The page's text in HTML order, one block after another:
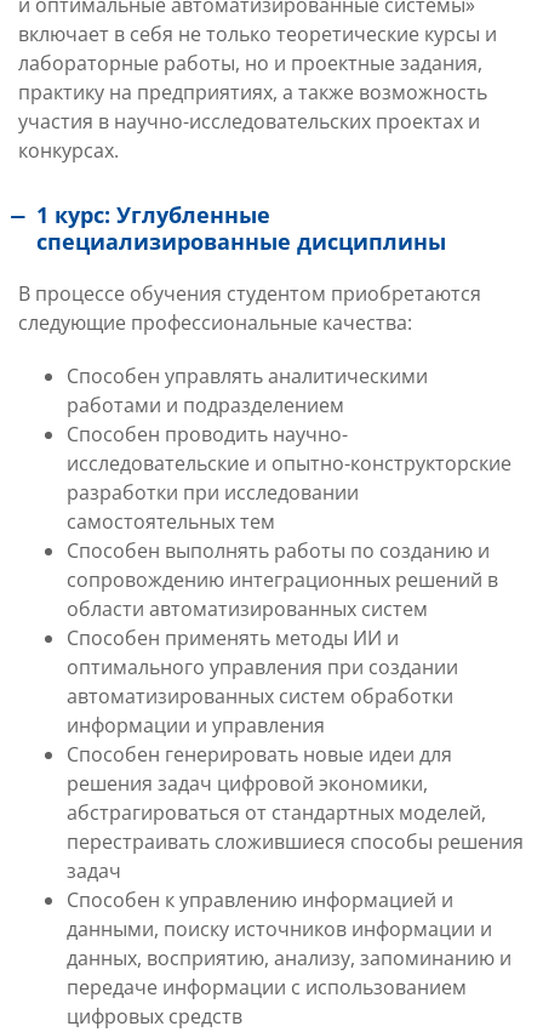
включает в себя не только теоретические курсы и
лабораторные работы, но и проектные задания,
практику на предприятиях, а также возможность
участия в научно-исследовательских проектах и
конкурсах.
1 курс: Углубленные
специализированные дисциплины
В процессе обучения студентом приобретаются
следующие профессиональные качества:
Способен управлять аналитическими
работами и подразделением
Способен проводить научно-
исследовательские и опытно-конструкторские
разработки при исследовании
самостоятельных тем
Способен выполнять работы по созданию и
сопровождению интеграционных решений в
области автоматизированных систем
Способен применять методы ИИ и
оптимального управления при создании
автоматизированных систем обработки
информации и управления
Способен генерировать новые идеи для
решения задач цифровой экономики,
абстрагироваться от стандартных моделей,
перестраивать сложившиеся способы решения
задач
Способен к управлению информацией и
данными, поиску источников информации и
данных, восприятию, анализу, запоминанию и
передаче информации с использованием
цифровых средств